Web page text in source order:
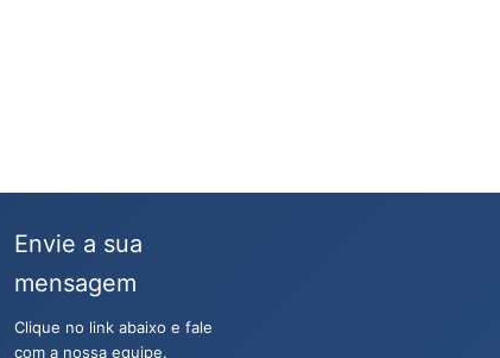
Envie a sua
mensagem
Clique no link abaixo e fale
com a nossa equipe.